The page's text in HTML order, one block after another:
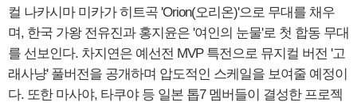
컬 나카시마 미카가 히트곡 'Orion(오리온)'으로 무대를 채우
며, 한국 가왕 전유진과 홍지윤은 '여인의 눈물'로 첫 합동 무대
를 선보인다. 차지연은 예선전 MVP 특전으로 뮤지컬 버전 '고
래사냥' 풀버전을 공개하며 압도적인 스케일을 보여줄 예정이
다. 또한 마사야, 타쿠야 등 일본 톱7 멤버들이 결성한 프로젝